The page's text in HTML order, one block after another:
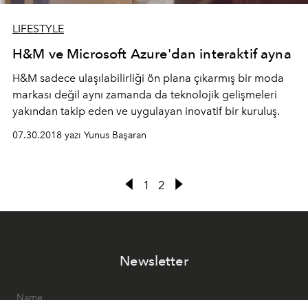
LIFESTYLE
H&M ve Microsoft Azure'dan interaktif ayna
H&M sadece ulaşılabilirliği ön plana çıkarmış bir moda
markası değil aynı zamanda da teknolojik gelişmeleri
yakından takip eden ve uygulayan inovatif bir kuruluş.
07.30.2018 yazı Yunus Başaran
1 2
Newsletter